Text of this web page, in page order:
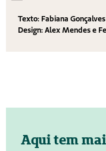
Texto: Fabiana
Design: Alex Mendes e
Aqui tem